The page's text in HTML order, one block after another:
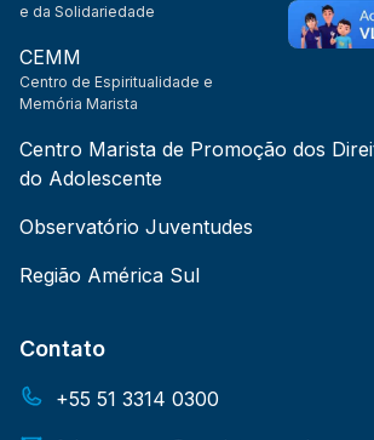
e da Solidariedade
CEMM
Centro de Espiritualidade e
Memória Marista
Centro Marista de Promoção dos
do Adolescente
Observatório Juventudes
Região América Sul
Contato
+55 51 3314 0300